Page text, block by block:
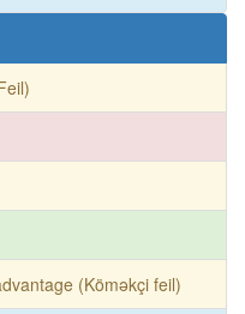
(Köməkçi feil)